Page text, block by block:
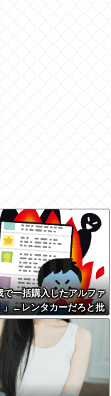
で一括購入したアルファ
」←レンタカーだろと批